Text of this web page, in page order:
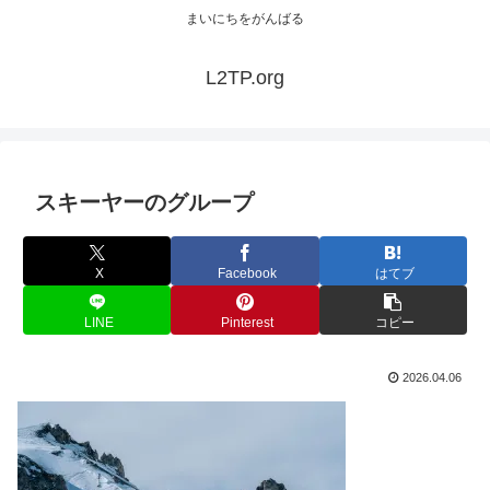
まいにちをがんばる
L2TP.org
スキーヤーのグループ
X Facebook はてブ
LINE Pinterest コピー
2026.04.06